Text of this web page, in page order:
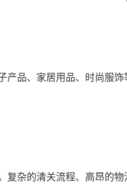
品、家居用品、时尚服
杂的清关流程、高昂的